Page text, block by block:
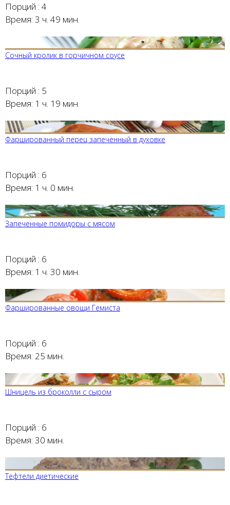
Порций : 4
Время: 3 ч. 49 мин.
Сочный кролик в горчичном соусе
Порций : 5
Время: 1 ч. 19 мин.
Фаршированный перец запеченный в духовке
Порций : 6
Время: 1 ч. 0 мин.
Запеченные помидоры с мясом
Порций : 6
Время: 1 ч. 30 мин.
Фаршированные овощи Гемиста
Порций : 6
Время: 25 мин.
Шницель из броколли с сыром
Порций : 6
Время: 30 мин.
Тефтели диетические